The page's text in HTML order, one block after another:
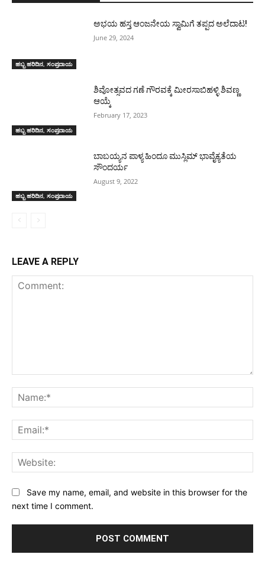
ಹಬ್ಬ ಹರಿದಿನ, ಸಂಪ್ರದಾಯ
ಅಭಯ ಹಸ್ತ ಆಂಜನೇಯ ಸ್ವಾಮಿಗೆ ತಪ್ಪದ ಅಲೆದಾಟ!
June 29, 2024
ಹಬ್ಬ ಹರಿದಿನ, ಸಂಪ್ರದಾಯ
ಶಿವೋತ್ಸವದ ಗಣೆ ಗೌರವಕ್ಕೆ ಮೀರಸಾಬಿಹಳ್ಳಿ ಶಿವಣ್ಣ
ಆಯ್ಕೆ
February 17, 2023
ಹಬ್ಬ ಹರಿದಿನ, ಸಂಪ್ರದಾಯ
ಬಾಬಯ್ಯನ ಪಾಳ್ಯ ಹಿಂದೂ ಮುಸ್ಲಿಮ್ ಭಾವೈಕ್ಯತೆಯ
ಸೌಂದರ್ಯ
August 9, 2022
LEAVE A REPLY
Save my name, email, and website in this browser for the
next time I comment.